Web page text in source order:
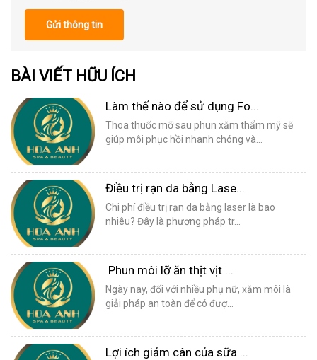
Gửi thông tin
BÀI VIẾT HỮU ÍCH
Làm thế nào để sử dụng Fo...
Thoa thuốc mỡ sau phun xăm thẩm mỹ sẽ
giúp môi phục hồi nhanh chóng và...
Điều trị rạn da bằng Lase...
Chi phí điều trị rạn da bằng laser là bao
nhiêu? Đây là phương pháp tr...
Phun môi lỡ ăn thịt vịt ...
Ngày nay, đối với nhiều phụ nữ, xăm môi là
giải pháp an toàn để có đượ...
Lợi ích giảm cân của sữa ...